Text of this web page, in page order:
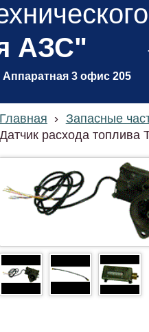
Аппаратная 3 офис 205
АЗС"
Главная › Запасные
Датчик расхода топлива